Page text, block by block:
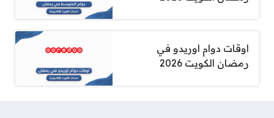
اوقات دوام اوريدو في
رمضان الكويت 2026